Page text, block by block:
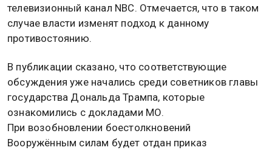
телевизионный канал NBC. Отмечается, что в таком
случае власти изменят подход к данному
противостоянию.
В публикации сказано, что соответствующие
обсуждения уже начались среди советников главы
государства Дональда Трампа, которые
ознакомились с докладами МО.
При возобновлении боестолкновений
Вооружённым силам будет отдан приказ